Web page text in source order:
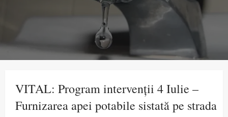
VITAL: Program intervenții 4 Iulie –
Furnizarea apei potabile sistată pe strada